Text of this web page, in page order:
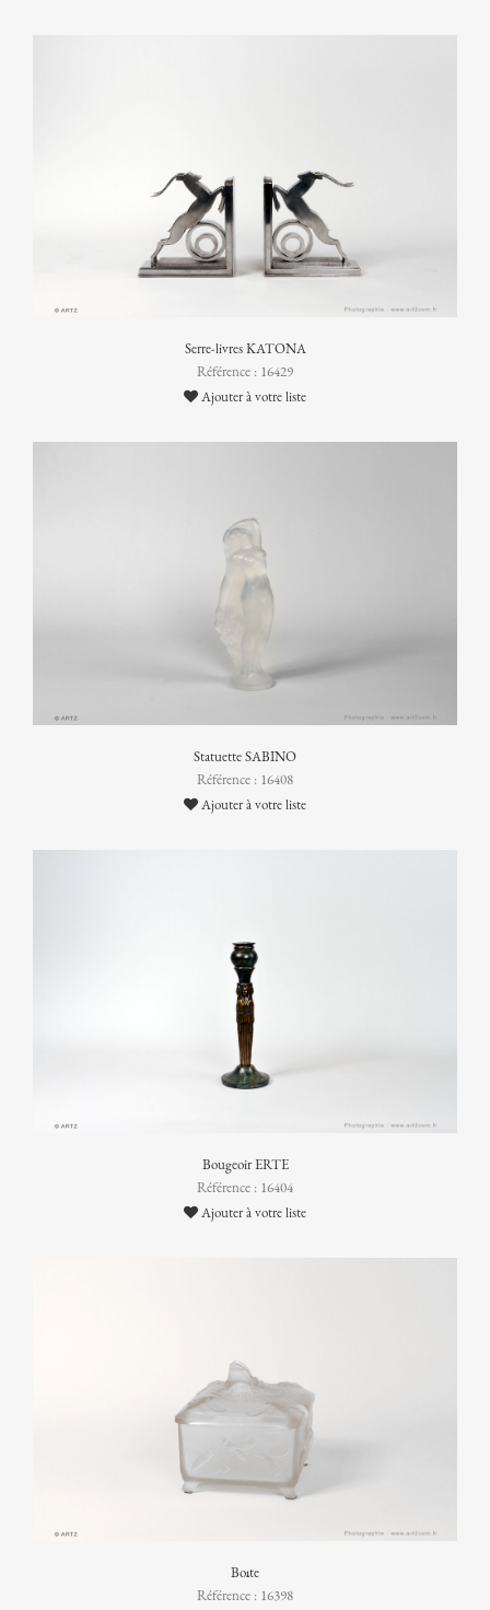
Serre-livres KATONA
Référence : 16429
Ajouter à votre liste
Statuette SABINO
Référence : 16408
Ajouter à votre liste
Bougeoir ERTE
Référence : 16404
Ajouter à votre liste
Boîte
Référence : 16398